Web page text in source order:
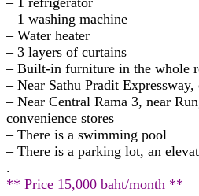
– 1 washing machine
– Water heater
– 3 layers of curtains
– Built-in furniture in the whole
– Near Sathu Pradit
– Near Central Rama 3, near
convenience stores
– There is a swimming pool
– There is a parking lot, an
.
** Price 15,000 baht/month **